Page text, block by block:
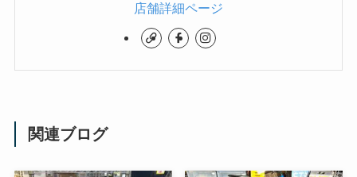
店舗詳細ページ
関連ブログ